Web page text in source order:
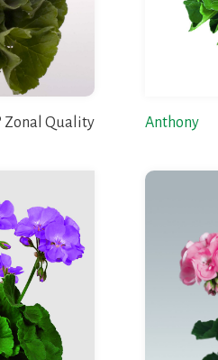
Zonal Quality Anthony